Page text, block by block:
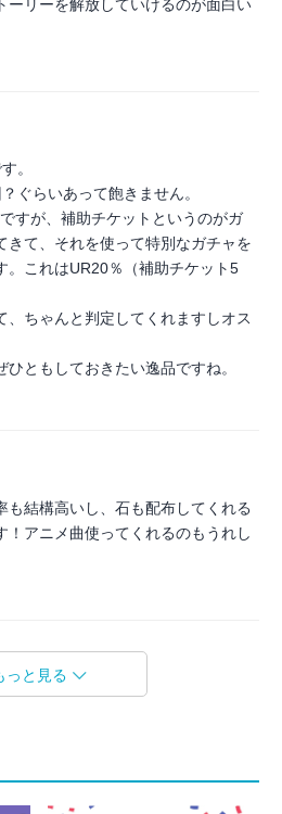
ーリーを解放していけるのが面白い
。
ぐらいあって飽きません。
すが、補助チケットというのがガ
きて、それを使って特別なガチャを
。これはUR20％（補助チケット5
、ちゃんと判定してくれますしオス
ひともしておきたい逸品ですね。
も結構高いし、石も配布してくれる
！アニメ曲使ってくれるのもうれし
っと見る